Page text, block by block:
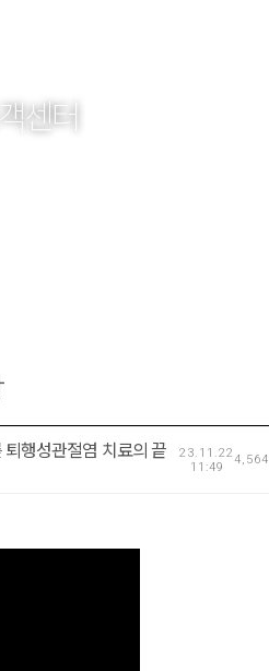
센터
행성관절염 치료의 끝
23.11.22
11:49
4,564